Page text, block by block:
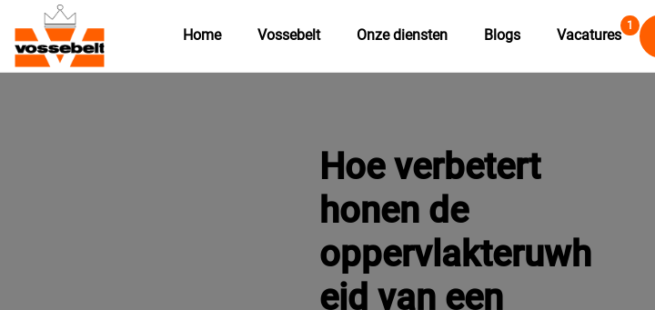
Home Vossebelt Onze diensten Blogs Vacatures
1
Hoe verbetert
honen de
oppervlakteruwh
eid van een